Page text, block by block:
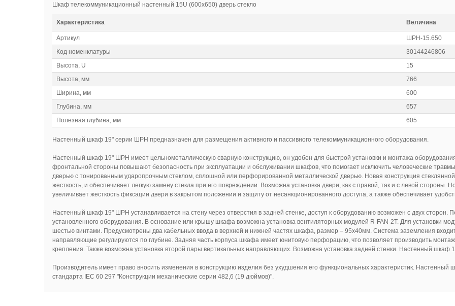
Шкаф телекоммуникационный настенный 15U (600х650) дверь стекло
Характеристика Величина
Артикул
ШРН-15.650
Код номенклатуры
30144246806
Высота, U
15
Высота, мм
766
Ширина, мм
600
Глубина, мм
657
Полезная глубина, мм
605
Настенный шкаф 19" серии ШРН предназначен для размещения активного и пассивного телекоммуникационного оборудования.
Настенный шкаф 19" ШРН имеет цельнометаллическую сварную конструкцию, он удобен для быстрой установки и монтажа оборудования,
фронтальной стороны повышают безопасность при эксплуатации и обслуживании шкафов, что помогает исключить человеческие
дверью с тонированным ударопрочным стеклом, сплошной или перфорированной металлической дверью. Новая конструкция
жесткость, и обеспечивает легкую замену стекла при его повреждении. Возможна установка двери, как с правой, так и с левой стороны.
увеличивает жесткость фиксации двери в закрытом положении и защиту от несанкционированного доступа, а также обеспечивает
Настенный шкаф 19" ШРН устанавливается на стену через отверстия в задней стенке, доступ к оборудованию возможен с двух
установленного оборудования. В основание или крышу шкафа возможна установка вентиляторных модулей R-FAN-2T. Для установки
шестью винтами. Предусмотрены два кабельных ввода в верхней и нижней частях шкафа, размер – 95х40мм. Система заземления
направляющие регулируются по глубине. Задняя часть корпуса шкафа имеет юнитовую перфорацию, что позволяет производить
крепления. Также возможна установка второй пары вертикальных направляющих. Возможна установка задней стенки. Настенный шкаф
Производитель имеет право вносить изменения в конструкцию изделия без ухудшения его функциональных характеристик.
стандарта IEC 60 297 "Конструкции механические серии 482,6 (19 дюймов)".